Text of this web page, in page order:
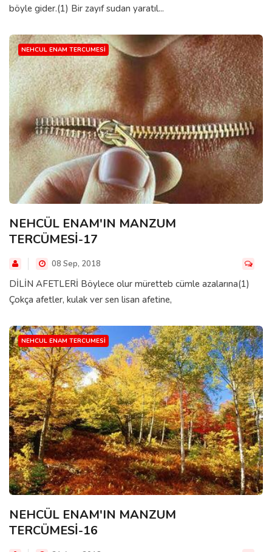
böyle gider.(1) Bir zayıf sudan yaratıl...
NEHCUL ENAM TERCUMESI
NEHCÜL ENAM'IN MANZUM
TERCÜMESİ-17
08 Sep, 2018
DİLİN AFETLERİ Böylece olur müretteb cümle azalarına(1)
Çokça afetler, kulak ver sen lisan afetine,
NEHCUL ENAM TERCUMESI
NEHCÜL ENAM'IN MANZUM
TERCÜMESİ-16